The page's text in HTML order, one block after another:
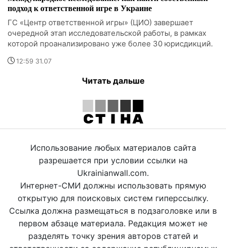
подход к ответственной игре в Украине
ГС «Центр ответственной игры» (ЦИО) завершает
очередной этап исследовательской работы, в рамках
которой проанализировано уже более 30 юрисдикций.
12:59 31.07
Читать дальше
Использование любых материалов сайта
разрешается при условии ссылки на
Ukrainianwall.com.
Интернет-СМИ должны использовать прямую
открытую для поисковых систем гиперссылку.
Ссылка должна размещаться в подзаголовке или в
первом абзаце материала. Редакция может не
разделять точку зрения авторов статей и